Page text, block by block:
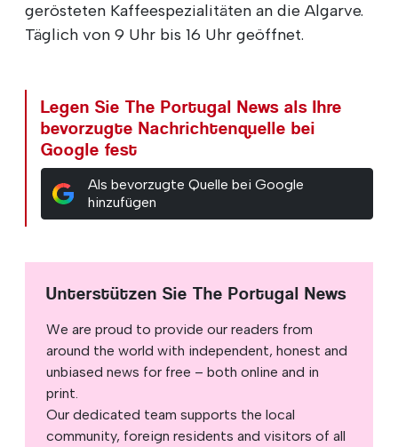
gerösteten Kaffeespezialitäten an die Algarve.
Täglich von 9 Uhr bis 16 Uhr geöffnet.
Legen Sie The Portugal News als Ihre
bevorzugte Nachrichtenquelle bei
Google fest
Als bevorzugte Quelle bei Google
hinzufügen
Unterstützen Sie The Portugal News
We are proud to provide our readers from
around the world with independent, honest and
unbiased news for free – both online and in
print.
Our dedicated team supports the local
community, foreign residents and visitors of all